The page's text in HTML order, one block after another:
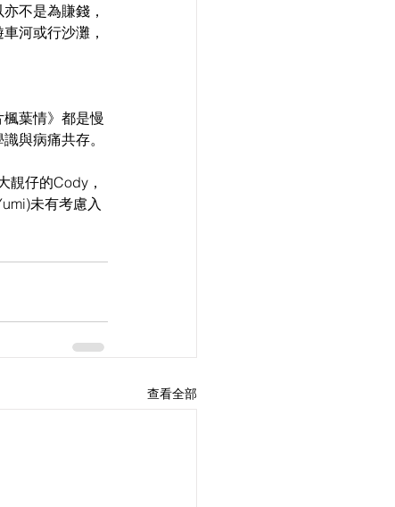
不是為賺錢，
河或行沙灘，
葉情》都是慢
與病痛共存。
靚仔的Cody，
未有考慮入
查看全部